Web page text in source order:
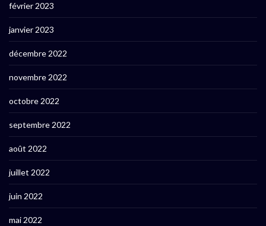
février 2023
janvier 2023
décembre 2022
novembre 2022
octobre 2022
septembre 2022
août 2022
juillet 2022
juin 2022
mai 2022